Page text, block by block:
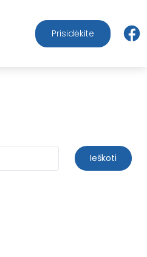
Prisidėkite
Ieškoti